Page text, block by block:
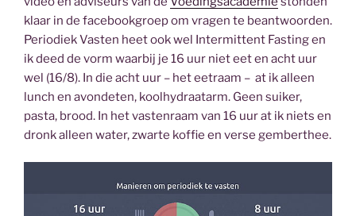
klaar in de facebookgroep om vragen te beantwoorden.
Periodiek Vasten heet ook wel Intermittent Fasting en
ik deed de vorm waarbij je 16 uur niet eet en acht uur
wel (16/8). In die acht uur – het eetraam – at ik alleen
lunch en avondeten, koolhydraatarm. Geen suiker,
pasta, brood. In het vastenraam van 16 uur at ik niets en
dronk alleen water, zwarte koffie en verse gemberthee.